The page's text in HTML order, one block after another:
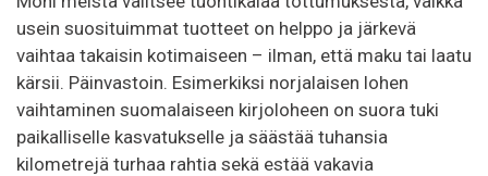
usein suosituimmat tuotteet on helppo ja järkevä
vaihtaa takaisin kotimaiseen – ilman, että maku tai laatu
kärsii. Päinvastoin. Esimerkiksi norjalaisen lohen
vaihtaminen suomalaiseen kirjoloheen on suora tuki
paikalliselle kasvatukselle ja säästää tuhansia
kilometrejä turhaa rahtia sekä estää vakavia